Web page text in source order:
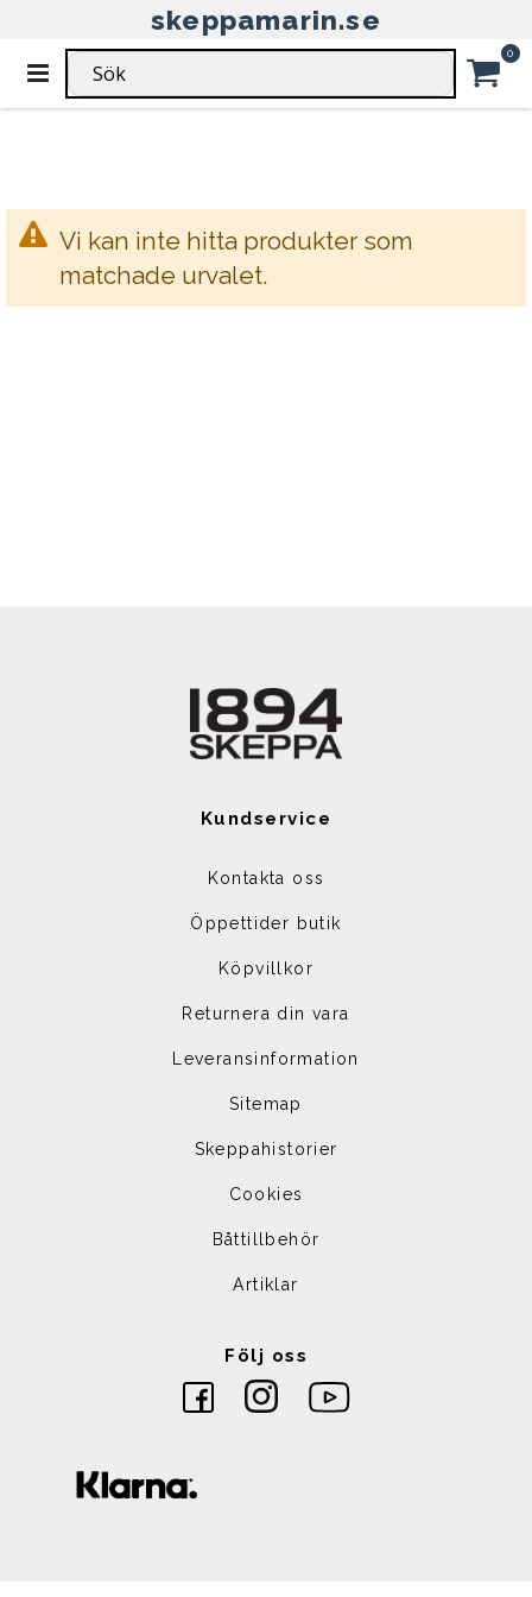
skeppamarin.se
Växla
Nav
0
SKRUV & BESLAG WIRELÅS
WIRELÅS - SKRUV & BESLAG
Vi kan inte hitta produkter som
matchade urvalet.
Kundservice
Kontakta oss
Öppettider butik
Köpvillkor
Returnera din vara
Leveransinformation
Sitemap
Skeppahistorier
Cookies
Båttillbehör
Artiklar
Följ oss